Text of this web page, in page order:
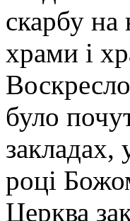
скарбу
храми і
було
закладах,
році
Церква